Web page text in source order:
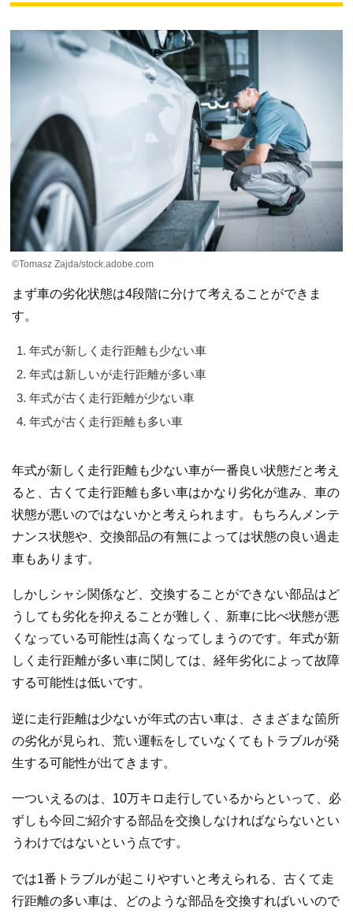
©Tomasz Zajda/stock.adobe.com
まず車の劣化状態は4段階に分けて考えることができま
す。
年式が新しく走行距離も少ない車
年式は新しいが走行距離が多い車
年式が古く走行距離が少ない車
年式が古く走行距離も多い車
年式が新しく走行距離も少ない車が一番良い状態だと考え
ると、古くて走行距離も多い車はかなり劣化が進み、車の
状態が悪いのではないかと考えられます。もちろんメンテ
ナンス状態や、交換部品の有無によっては状態の良い過走
車もあります。
しかしシャシ関係など、交換することができない部品はど
うしても劣化を抑えることが難しく、新車に比べ状態が悪
くなっている可能性は高くなってしまうのです。年式が新
しく走行距離が多い車に関しては、経年劣化によって故障
する可能性は低いです。
逆に走行距離は少ないが年式の古い車は、さまざまな箇所
の劣化が見られ、荒い運転をしていなくてもトラブルが発
生する可能性が出てきます。
一ついえるのは、10万キロ走行しているからといって、必
ずしも今回ご紹介する部品を交換しなければならないとい
うわけではないという点です。
では1番トラブルが起こりやすいと考えられる、古くて走
行距離の多い車は、どのような部品を交換すればいいので